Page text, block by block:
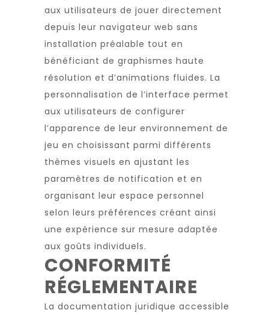
aux utilisateurs de jouer directement
depuis leur navigateur web sans
installation préalable tout en
bénéficiant de graphismes haute
résolution et d’animations fluides. La
personnalisation de l’interface permet
aux utilisateurs de configurer
l’apparence de leur environnement de
jeu en choisissant parmi différents
thèmes visuels en ajustant les
paramètres de notification et en
organisant leur espace personnel
selon leurs préférences créant ainsi
une expérience sur mesure adaptée
aux goûts individuels.
CONFORMITÉ
RÉGLEMENTAIRE
La documentation juridique accessible